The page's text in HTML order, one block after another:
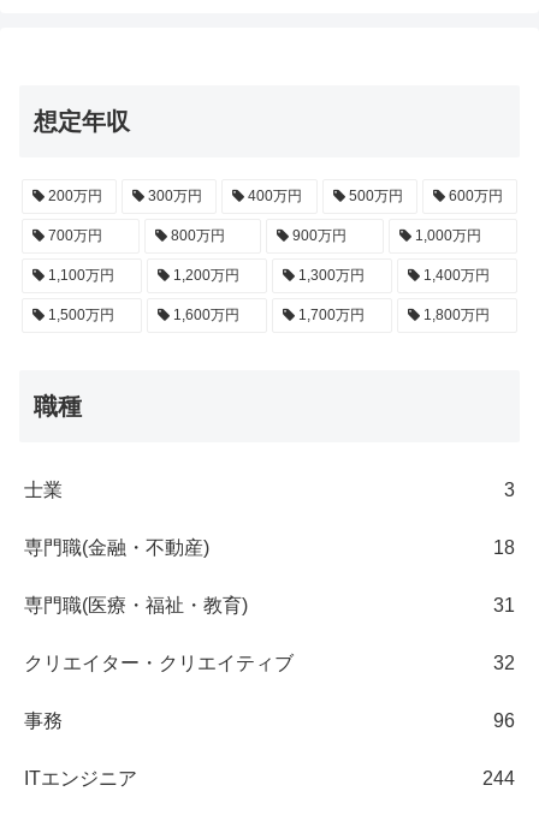
想定年収
200万円 300万円 400万円 500万円 600万円
700万円 800万円 900万円 1,000万円
1,100万円 1,200万円 1,300万円 1,400万円
1,500万円 1,600万円 1,700万円 1,800万円
職種
士業 3
専門職(金融・不動産) 18
専門職(医療・福祉・教育) 31
クリエイター・クリエイティブ 32
事務 96
ITエンジニア 244